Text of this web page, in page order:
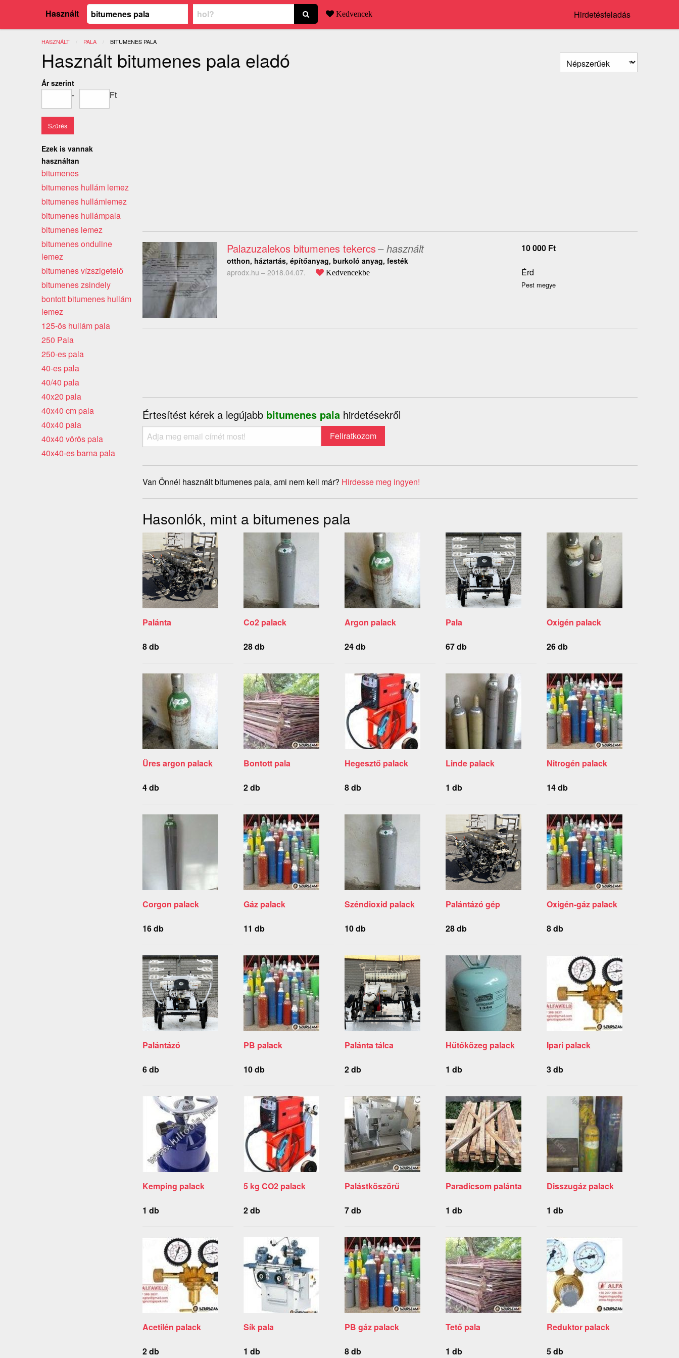
Használt Kedvencek Hirdetésfeladás
HASZNÁLT PALA JELENLEGI:
BITUMENES PALA
Használt bitumenes pala eladó
Palazuzalekos bitumenes tekercs– használt
otthon, háztartás, építőanyag, burkoló anyag, festék
aprodx.hu – 2018.04.07. Kedvencekbe
10 000 Ft
Érd
Pest megye
Értesítést kérek a legújabb bitumenes pala hirdetésekről
Van Önnél használt bitumenes pala, ami nem kell már? Hirdesse meg ingyen!
Hasonlók, mint a bitumenes pala
Palánta
8 db
Co2 palack
28 db
Argon palack
24 db
Pala
67 db
Oxigén palack
26 db
Üres argon palack
4 db
Bontott pala
2 db
Hegesztő palack
8 db
Linde palack
1 db
Nitrogén palack
14 db
Corgon palack
16 db
Gáz palack
11 db
Széndioxid palack
10 db
Palántázó gép
28 db
Oxigén-gáz palack
8 db
Palántázó
6 db
PB palack
10 db
Palánta tálca
2 db
Hűtőközeg palack
1 db
Ipari palack
3 db
Kemping palack
1 db
5 kg CO2 palack
2 db
Palástköszörű
7 db
Paradicsom palánta
1 db
Disszugáz palack
1 db
Acetilén palack
2 db
Sík pala
1 db
PB gáz palack
8 db
Tető pala
1 db
Reduktor palack
5 db
Ár szerint
- Ft
Ezek is vannak
használtan
bitumenes
bitumenes hullám lemez
bitumenes hullámlemez
bitumenes hullámpala
bitumenes lemez
bitumenes onduline
lemez
bitumenes vízszigetelő
bitumenes zsindely
bontott bitumenes hullám
lemez
125-ös hullám pala
250 Pala
250-es pala
40-es pala
40/40 pala
40x20 pala
40x40 cm pala
40x40 pala
40x40 vörös pala
40x40-es barna pala